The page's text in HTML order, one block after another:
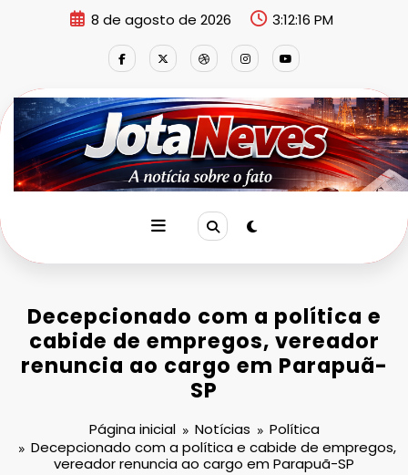
8 de agosto de 2026 3:12:17 PM
Decepcionado com a política e
cabide de empregos, vereador
renuncia ao cargo em Parapuã-
SP
Página inicial Notícias
Política
Decepcionado com a política e cabide de empregos,
vereador renuncia ao cargo em Parapuã-SP